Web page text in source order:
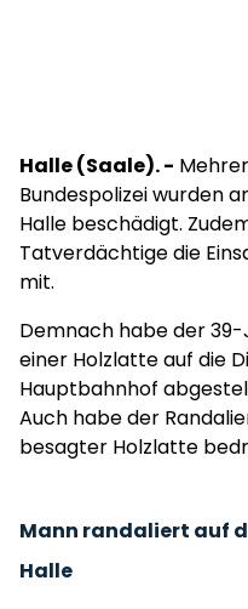
Halle (Saale). -
Bundespolizei wurden
Halle beschädigt.
Tatverdächtige die
mit.
Demnach habe der
einer Holzlatte auf die
Hauptbahnhof
Auch habe der
besagter Holzlatte
Mann randaliert auf
Halle